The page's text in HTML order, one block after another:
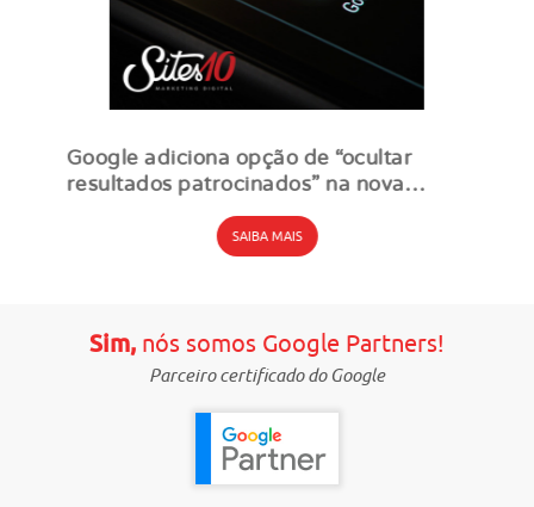
Google adiciona opção de “ocultar
resultados patrocinados” na nova
SAIBA MAIS
Sim,nós somos Google Partners!
Parceiro certificado do Google